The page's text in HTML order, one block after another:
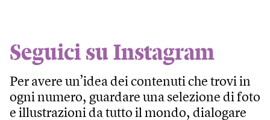
Seguici su Instagram
Per avere un’idea dei contenuti che trovi in
ogni numero, guardare una selezione di foto
e illustrazioni da tutto il mondo, dialogare